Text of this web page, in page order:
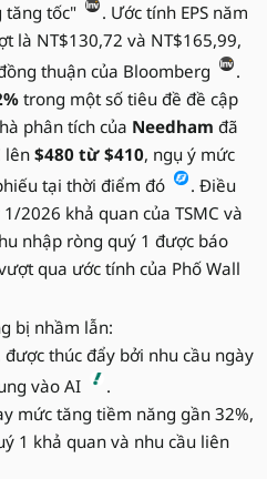
tăng tốc"
. Ước tính EPS năm
là NT$130,72 và NT$165,99,
thuận của Bloomberg
.
trong một số tiêu đề đề cập
phân tích của Needham đã
lên $480 từ $410, ngụ ý mức
tại thời điểm đó
. Điều
2026 khả quan của TSMC và
nhập ròng quý 1 được báo
qua ước tính của Phố Wall
bị nhầm lẫn:
thúc đẩy bởi nhu cầu ngày
vào AI
.
mức tăng tiềm năng gần 32%,
1 khả quan và nhu cầu liên